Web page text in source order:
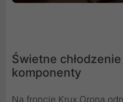
Świetne
komponenty
Na froncie Krux Orona